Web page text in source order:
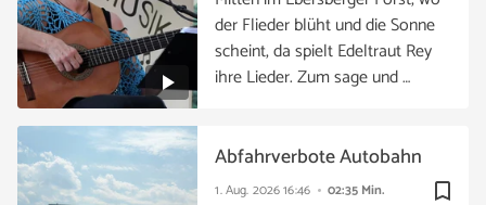
der Flieder blüht und die Sonne
scheint, da spielt Edeltraut Rey
ihre Lieder. Zum sage und …
bookmark_border
1. Aug. 202616:46 02:35 Min.
Abfahrverbote Autobahn